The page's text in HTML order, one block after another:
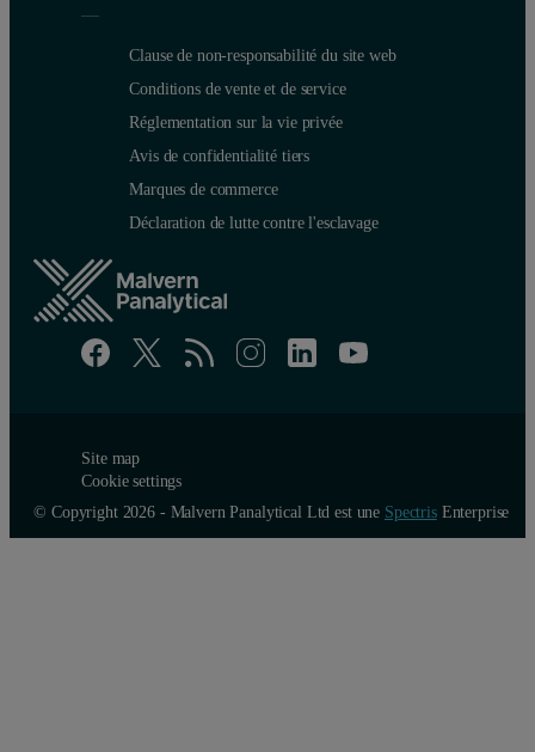
Clause de non-responsabilité du site web
Conditions de vente et de service
Réglementation sur la vie privée
Avis de confidentialité tiers
Marques de commerce
Déclaration de lutte contre l'esclavage
Site map
Cookie settings
© Copyright 2026 - Malvern Panalytical Ltd est une SpectrisEnterprise